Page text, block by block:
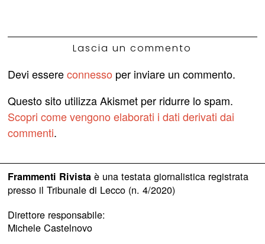
Lascia un commento
Devi essereconnesso per inviare un commento.
Questo sito utilizza Akismet per ridurre lo spam.
Scopri come vengono elaborati i dati derivati dai
commenti.
Frammenti Rivistaè una testata giornalistica registrata
presso il Tribunale di Lecco (n. 4/2020)
Direttore responsabile:
Michele Castelnovo